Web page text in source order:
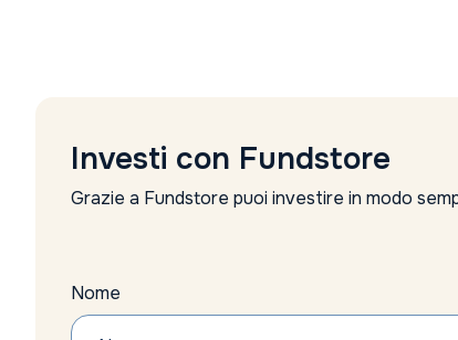
Investi con Fundstore
Grazie a Fundstore puoi investire in modo
Nome